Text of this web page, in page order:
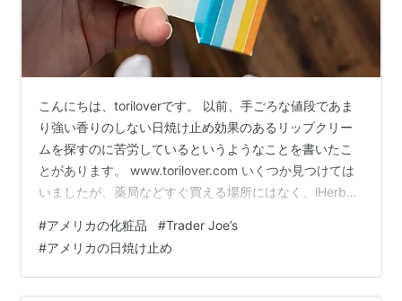
こんにちは、toriloverです。 以前、手ごろな値段であま
り強い香りのしない日焼け止め効果のあるリップクリー
ムを探すのに苦労しているというようなことを書いたこ
とがあります。 www.torilover.com いくつか見つけては
いましたが、薬局などすぐ買える場所にはなく、iHerbや
そんななか、Trader Joe’sで化粧品コーナーを何となく見
ている時についによさそうなものを発見しました！ それ
がこちら。お値段は約3ドルとお手頃です。 開けてみる
#アメリカの化粧品 #Trader Joe’s
#アメリカの日焼け止め